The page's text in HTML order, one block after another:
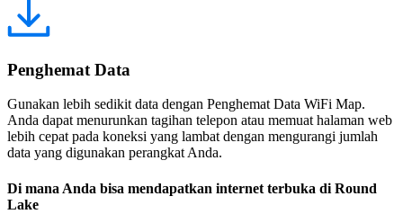
Penghemat Data
Gunakan lebih sedikit data dengan Penghemat Data WiFi Map.
Anda dapat menurunkan tagihan telepon atau memuat halaman web
lebih cepat pada koneksi yang lambat dengan mengurangi jumlah
data yang digunakan perangkat Anda.
Di mana Anda bisa mendapatkan internet terbuka di Round
Lake